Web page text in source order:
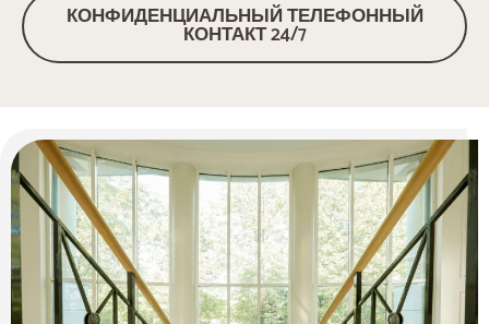
КОНФИДЕНЦИАЛЬНЫЙ ТЕЛЕФОННЫЙ
КОНТАКТ 24/7